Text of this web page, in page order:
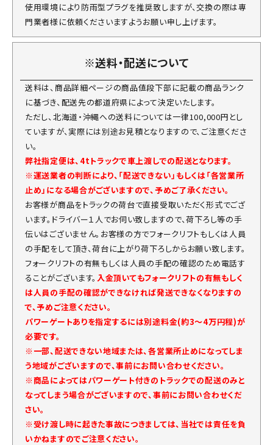
使用環境により防雨型プラグを推奨致しますが、交換の際は専
門業者様に依頼くださいますようお願い申し上げます。
※送料・配送について
送料は、商品詳細ページの商品値段下部に記載の商品ランク
に基づき、配送先の都道府県によって決定いたします。
ただし、北海道・沖縄への送料については一律100,000円とし
ていますが、実際には別途お見積となりますので、ご注意くださ
い。
弊社指定便は、4tトラックで車上渡しでの配送となります。
※運送業者の判断により、「配送できない」もしくは「各営業所
止め」になる場合がございますので、予めご了承ください。
お客様が商品をトラックの荷台で直接受取いただく形式でござ
います。ドライバー１人でお伺い致しますので、荷下ろし等の手
伝いはございません。お客様の方でフォークリフトもしくは人員
の手配をして頂き、荷台に上がり荷下ろしからお願い致します。
フォークリフトの有無もしくは人員の手配の確認のため電話す
ることがございます。 入金頂いてもフォークリフトの有無もしく
は人員の手配の確認ができなければ発送できなくなりますの
で、予めご注意ください。
パワーゲートありを指定するには別途料金(約3～4万円程)が
必要です。
※一部、配送できない地域または、各営業所止めになってしま
う地域がございますので、事前にお問い合わせください。
※商品によってはパワーゲート付きのトラックでの配送のみと
なってしまう場合がございますので、事前にお問い合わせくだ
さい。
※受け渡し時に起きた事故につきましては、当社では責任を負
いかねますのでご注意ください。